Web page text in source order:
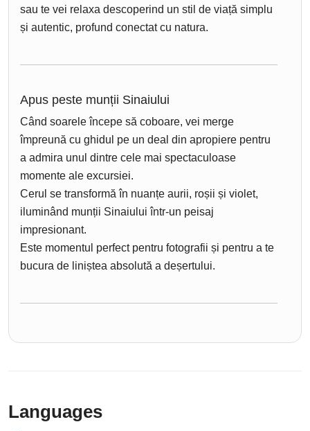
sau te vei relaxa descoperind un stil de viață simplu
și autentic, profund conectat cu natura.
Apus peste munții Sinaiului
Când soarele începe să coboare, vei merge
împreună cu ghidul pe un deal din apropiere pentru
a admira unul dintre cele mai spectaculoase
momente ale excursiei.
Cerul se transformă în nuanțe aurii, roșii și violet,
iluminând munții Sinaiului într-un peisaj
impresionant.
Este momentul perfect pentru fotografii și pentru a te
bucura de liniștea absolută a deșertului.
Languages